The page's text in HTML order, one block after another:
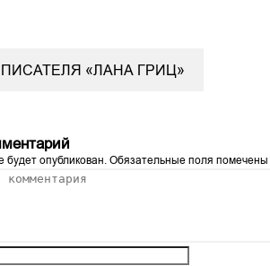
«ЛАНА ГРИЦ»
опубликован. Обязательные поля